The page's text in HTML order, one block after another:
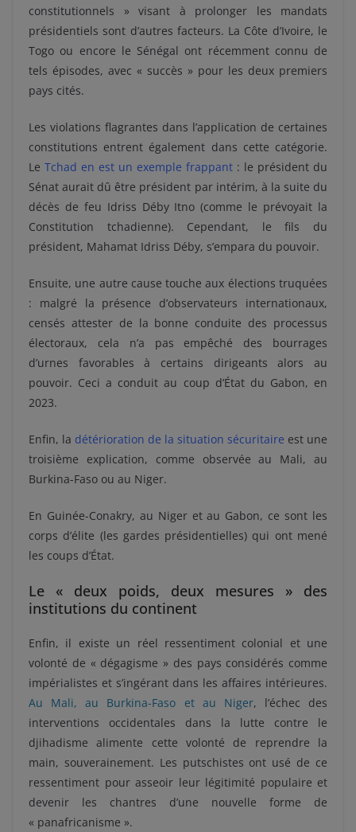
constitutionnels » visant à prolonger les mandats
présidentiels sont d’autres facteurs. La Côte d’Ivoire, le
Togo ou encore le Sénégal ont récemment connu de
tels épisodes, avec « succès » pour les deux premiers
pays cités.
Les violations flagrantes dans l’application de certaines
constitutions entrent également dans cette catégorie.
Le Tchad en est un exemple frappant : le président du
Sénat aurait dû être président par intérim, à la suite du
décès de feu Idriss Déby Itno (comme le prévoyait la
Constitution tchadienne). Cependant, le fils du
président, Mahamat Idriss Déby, s’empara du pouvoir.
Ensuite, une autre cause touche aux élections truquées
: malgré la présence d’observateurs internationaux,
censés attester de la bonne conduite des processus
électoraux, cela n’a pas empêché des bourrages
d’urnes favorables à certains dirigeants alors au
pouvoir. Ceci a conduit au coup d’État du Gabon, en
2023.
Enfin, la détérioration de la situation sécuritaire est une
troisième explication, comme observée au Mali, au
Burkina-Faso ou au Niger.
En Guinée-Conakry, au Niger et au Gabon, ce sont les
corps d’élite (les gardes présidentielles) qui ont mené
les coups d’État.
Le « deux poids, deux mesures » des
institutions du continent
Enfin, il existe un réel ressentiment colonial et une
volonté de « dégagisme » des pays considérés comme
impérialistes et s’ingérant dans les affaires intérieures.
Au Mali, au Burkina-Faso et au Niger, l’échec des
interventions occidentales dans la lutte contre le
djihadisme alimente cette volonté de reprendre la
main, souverainement. Les putschistes ont usé de ce
ressentiment pour asseoir leur légitimité populaire et
devenir les chantres d’une nouvelle forme de
« panafricanisme ».